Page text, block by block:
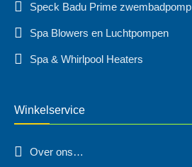
Speck Badu Prime zwembadpomp
Spa Blowers en Luchtpompen
Spa & Whirlpool Heaters
Winkelservice
Over ons…